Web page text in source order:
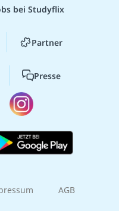
bei Studyflix
Partner
Presse
AGB